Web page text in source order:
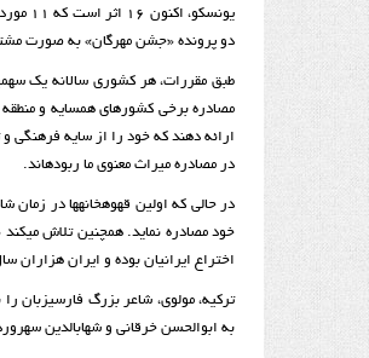
دو پرونده «جشن مهرگان» به صورت
طبق مقررات، هر کشوری سالانه یک
مصادره برخی کشورهای همسایه و منطقه
ارائه دهند که خود را از سایه فرهنگی
در مصادره میراث معنوی ما ربوده­اند.
در حالی که اولین قهوه­خانه­ها در
خود مصادره نماید. همچنین تلاش
اختراع ایرانیان بوده و ایران
ترکیه، مولوی، شاعر بزرگ فارسی­زبان
به ابوالحسن خرقانی و شهاب­الدین